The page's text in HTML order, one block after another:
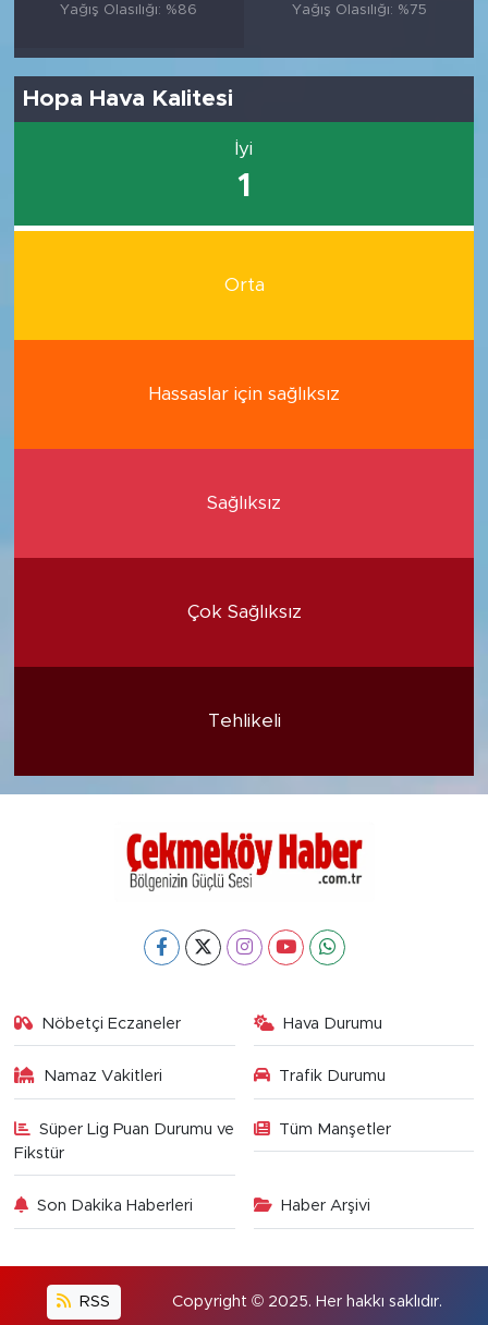
Yağış Olasılığı: %86
Yağış Olasılığı: %75
Hopa Hava Kalitesi
İyi
1
Orta
Hassaslar için sağlıksız
Sağlıksız
Çok Sağlıksız
Tehlikeli
Nöbetçi Eczaneler Hava Durumu
Namaz Vakitleri Trafik Durumu
Süper Lig Puan Durumu ve
Fikstür
Tüm Manşetler
Son Dakika Haberleri Haber Arşivi
RSS Copyright © 2025. Her hakkı saklıdır.